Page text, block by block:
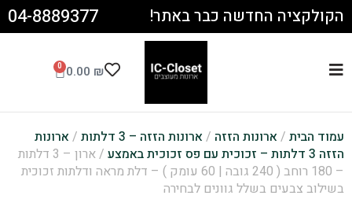
הקולקציה החדשה כבר באתר! 04-8889377
0.00 ₪
0
עמוד הבית / ארונות הזזה / ארונות הזזה – 3 דלתות / ארונות
הזזה 3 דלתות – זכוכית עם פס זכוכית באמצע
/ ארון – 3 דלתות
– 180 רוחב ( 240 גובה | 60 עומק ) – דלת מראה ודלתות זכוכית
בשילוב צבעים בשלל גוונים לבחירה